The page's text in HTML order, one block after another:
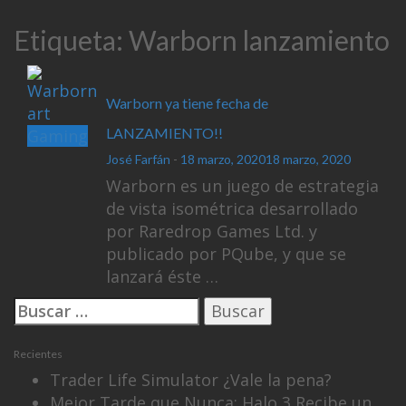
Etiqueta: Warborn lanzamiento
Warborn ya tiene fecha de
LANZAMIENTO!!
José Farfán - 18 marzo, 202018 marzo, 2020
Warborn es un juego de estrategia
de vista isométrica desarrollado
por Raredrop Games Ltd. y
publicado por PQube, y que se
lanzará éste …
Buscar:
Recientes
Trader Life Simulator ¿Vale la pena?